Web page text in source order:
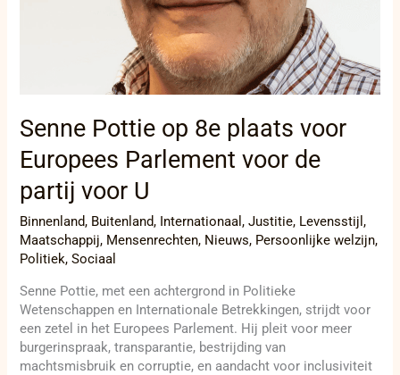
Senne Pottie op 8e plaats voor
Europees Parlement voor de
partij voor U
Binnenland, Buitenland, Internationaal,Justitie, Levensstijl,
Maatschappij, Mensenrechten, Nieuws, Persoonlijke welzijn,
Politiek,Sociaal
Senne Pottie, met een achtergrond in Politieke
Wetenschappen en Internationale Betrekkingen, strijdt voor
een zetel in het Europees Parlement. Hij pleit voor meer
burgerinspraak, transparantie, bestrijding van
machtsmisbruik en corruptie, en aandacht voor inclusiviteit